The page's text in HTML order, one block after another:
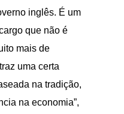
inglês. É um
que não é
mais de
uma certa
na tradição,
na economia”,